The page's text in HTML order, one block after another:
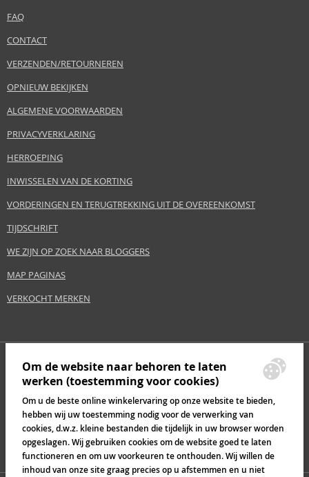
FAQ
CONTACT
VERZENDEN/RETOURNEREN
OPNIEUW BEKIJKEN
ALGEMENE VOORWAARDEN
PRIVACYVERKLARING
HERROEPING
INWISSELEN VAN DE KORTING
VORDERINGEN EN TERUGTREKKING UIT DE OVEREENKOMST
TIJDSCHRIFT
WE ZIJN OP ZOEK NAAR BLOGGERS
MAP PAGINAS
VERKOCHT MERKEN
Om de website naar behoren te laten
werken (toestemming voor cookies)
Om u de beste online winkelervaring op onze website te bieden,
hebben wij uw toestemming nodig voor de verwerking van
cookies, d.w.z. kleine bestanden die tijdelijk in uw browser worden
opgeslagen. Wij gebruiken cookies om de website goed te laten
functioneren en om uw voorkeuren te onthouden. Wij willen de
inhoud van onze site graag precies op u afstemmen en u niet